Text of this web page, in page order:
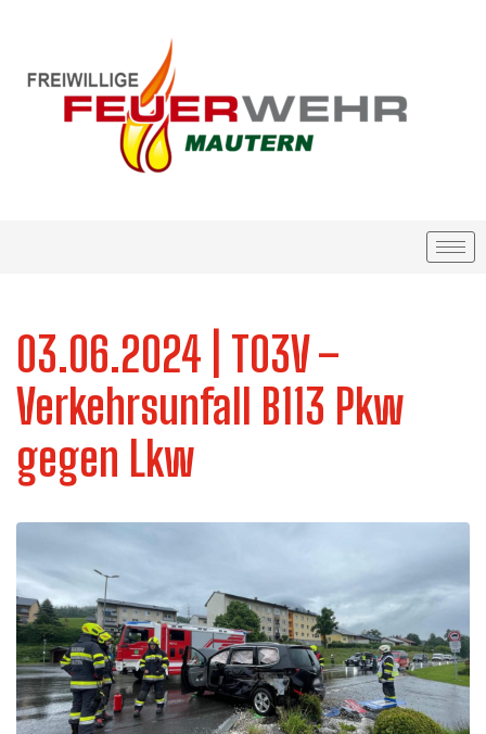
03.06.2024 | T03V –
Verkehrsunfall B113 Pkw
gegen Lkw